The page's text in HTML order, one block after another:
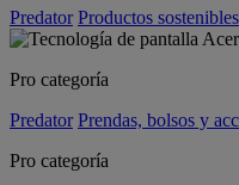
Predator Productos sostenibles
Pro categoría
Predator Prendas, bolsos y
Pro categoría